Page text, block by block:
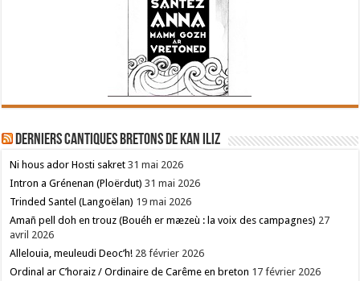
Derniers cantiques bretons de Kan Iliz
Ni hous ador Hosti sakret 31 mai 2026
Intron a Grénenan (Ploërdut) 31 mai 2026
Trinded Santel (Langoëlan) 19 mai 2026
Amañ pell doh en trouz (Bouéh er mæzeù : la voix des campagnes) 27
avril 2026
Allelouia, meuleudi Deoc’h! 28 février 2026
Ordinal ar C’horaiz / Ordinaire de Carême en breton 17 février 2026